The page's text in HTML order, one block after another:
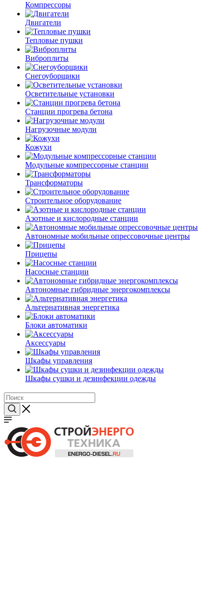
Компрессоры
Двигатели
Тепловые пушки
Виброплиты
Снегоуборщики
Осветительные установки
Станции прогрева бетона
Нагрузочные модули
Кожухи
Модульные компрессорные станции
Трансформаторы
Строительное оборудование
Азотные и кислородные станции
Автономные мобильные опрессовочные центры
Прицепы
Насосные станции
Автономные гибридные энергокомплексы
Альтернативная энергетика
Блоки автоматики
Аксессуары
Шкафы управления
Шкафы сушки и дезинфекции одежды